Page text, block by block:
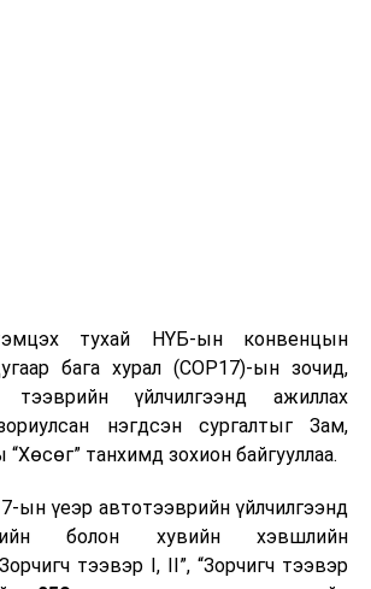
тухай НҮБ-ын конвенцын
бага хурал (COP17)-ын зочид,
тээврийн үйлчилгээнд ажиллах
нэгдсэн сургалтыг Зам,
танхимд зохион байгууллаа.
ын үеэр автотээврийн үйлчилгээнд
болон хувийн хэвшлийн
тээвэр I, II”, “Зорчигч тээвэр